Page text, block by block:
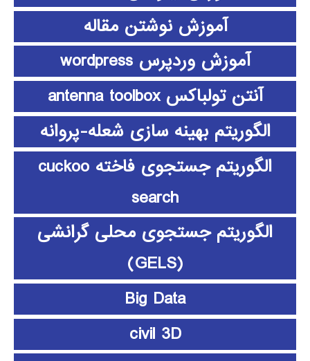
آموزش نوشتن مقاله
آموزش وردپرس wordpress
آنتن تولباکس antenna toolbox
الگوریتم بهینه سازی شعله-پروانه
الگوریتم جستجوی فاخته cuckoo
search
الگوریتم جستجوی محلی گرانشی
(GELS)
Big Data
civil 3D